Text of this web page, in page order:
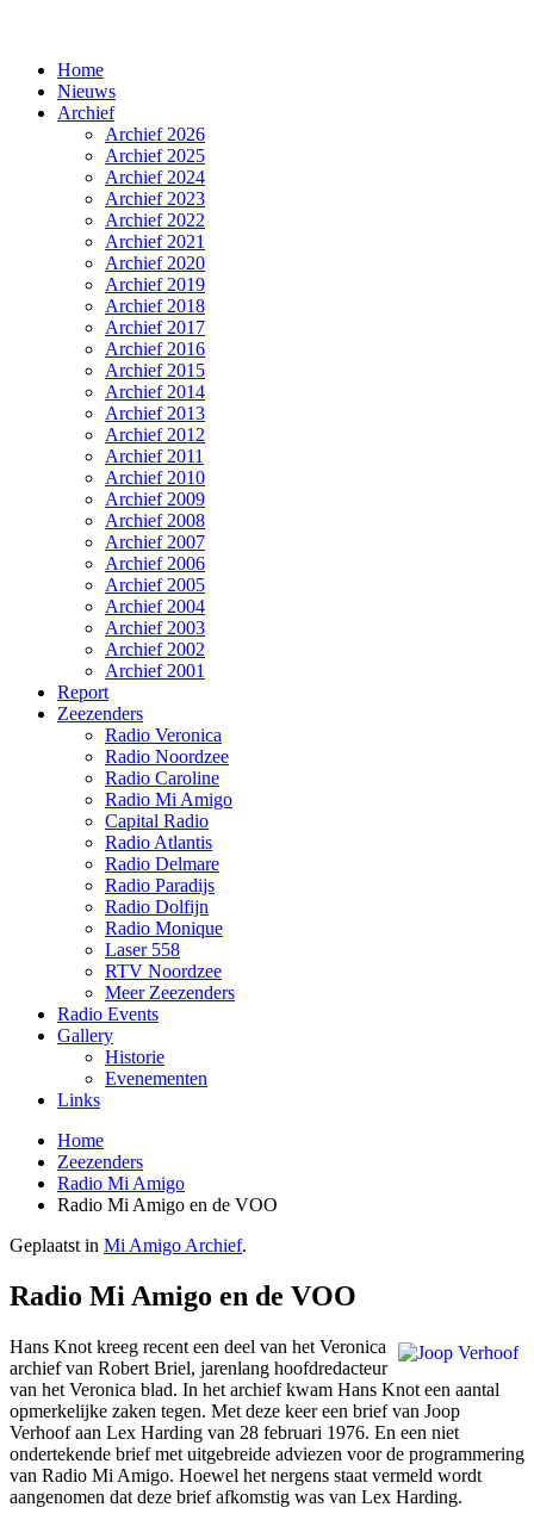
Home
Nieuws
Archief
Archief 2026
Archief 2025
Archief 2024
Archief 2023
Archief 2022
Archief 2021
Archief 2020
Archief 2019
Archief 2018
Archief 2017
Archief 2016
Archief 2015
Archief 2014
Archief 2013
Archief 2012
Archief 2011
Archief 2010
Archief 2009
Archief 2008
Archief 2007
Archief 2006
Archief 2005
Archief 2004
Archief 2003
Archief 2002
Archief 2001
Report
Zeezenders
Radio Veronica
Radio Noordzee
Radio Caroline
Radio Mi Amigo
Capital Radio
Radio Atlantis
Radio Delmare
Radio Paradijs
Radio Dolfijn
Radio Monique
Laser 558
RTV Noordzee
Meer Zeezenders
Radio Events
Gallery
Historie
Evenementen
Links
Home
Zeezenders
Radio Mi Amigo
Radio Mi Amigo en de VOO
Geplaatst in Mi Amigo Archief.
Radio Mi Amigo en de VOO
Hans Knot kreeg recent een deel van het Veronica
archief van Robert Briel, jarenlang hoofdredacteur
van het Veronica blad. In het archief kwam Hans Knot een aantal
opmerkelijke zaken tegen. Met deze keer een brief van Joop
Verhoof aan Lex Harding van 28 februari 1976. En een niet
ondertekende brief met uitgebreide adviezen voor de programmering
van Radio Mi Amigo. Hoewel het nergens staat vermeld wordt
aangenomen dat deze brief afkomstig was van Lex Harding.